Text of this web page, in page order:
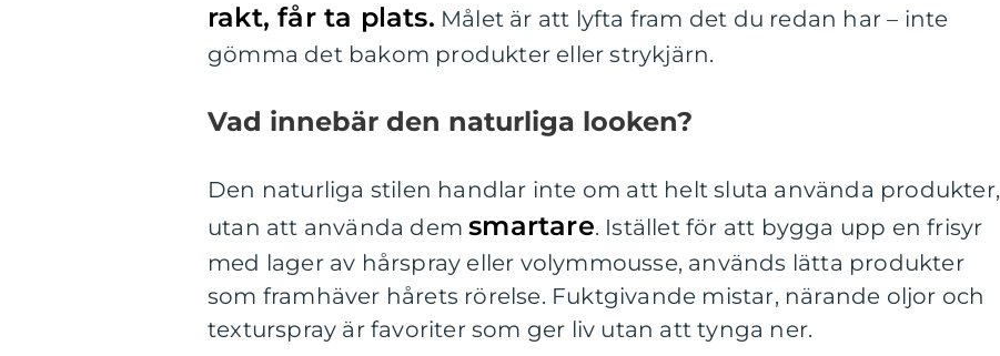
rakt, får ta plats. Målet är att lyfta fram det du redan har – inte
gömma det bakom produkter eller strykjärn.
Vad innebär den naturliga looken?
Den naturliga stilen handlar inte om att helt sluta använda produkter,
utan att använda demsmartare. Istället för att bygga upp en frisyr
med lager av hårspray eller volymmousse, används lätta produkter
som framhäver hårets rörelse. Fuktgivande mistar, närande oljor och
texturspray är favoriter som ger liv utan att tynga ner.